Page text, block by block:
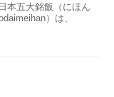
本五大銘飯（にほん
）は、